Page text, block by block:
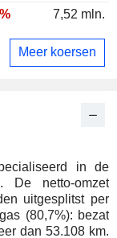
in de
De netto-omzet
uitgesplitst per
dan 53.108 km.
7,52 mln.
Meer koersen